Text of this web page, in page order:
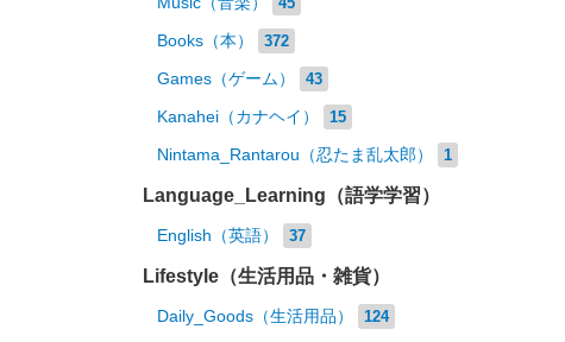
Books（本） 372
Games（ゲーム） 43
Kanahei（カナヘイ） 15
Nintama_Rantarou（忍たま乱太郎） 1
Language_Learning（語学学習）
English（英語） 37
Lifestyle（生活用品・雑貨）
Daily_Goods（生活用品） 124